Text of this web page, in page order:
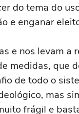
do tema do
e enganar
e nos levam a
medidas, que
de todo o
mas
frágil e